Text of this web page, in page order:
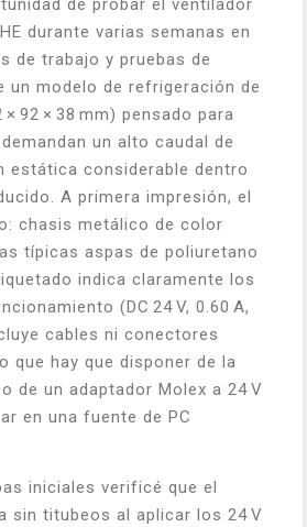
de probar el ventilador
durante varias semanas en
de trabajo y pruebas de
un modelo de refrigeración de
92 × 38 mm) pensado para
un alto caudal de
estática considerable dentro
A primera impresión, el
chasis metálico de color
típicas aspas de poliuretano
indica claramente los
(DC 24 V, 0.60 A,
cables ni conectores
que hay que disponer de la
de un adaptador Molex a 24 V
en una fuente de PC
iniciales verificé que el
sin titubeos al aplicar los 24 V